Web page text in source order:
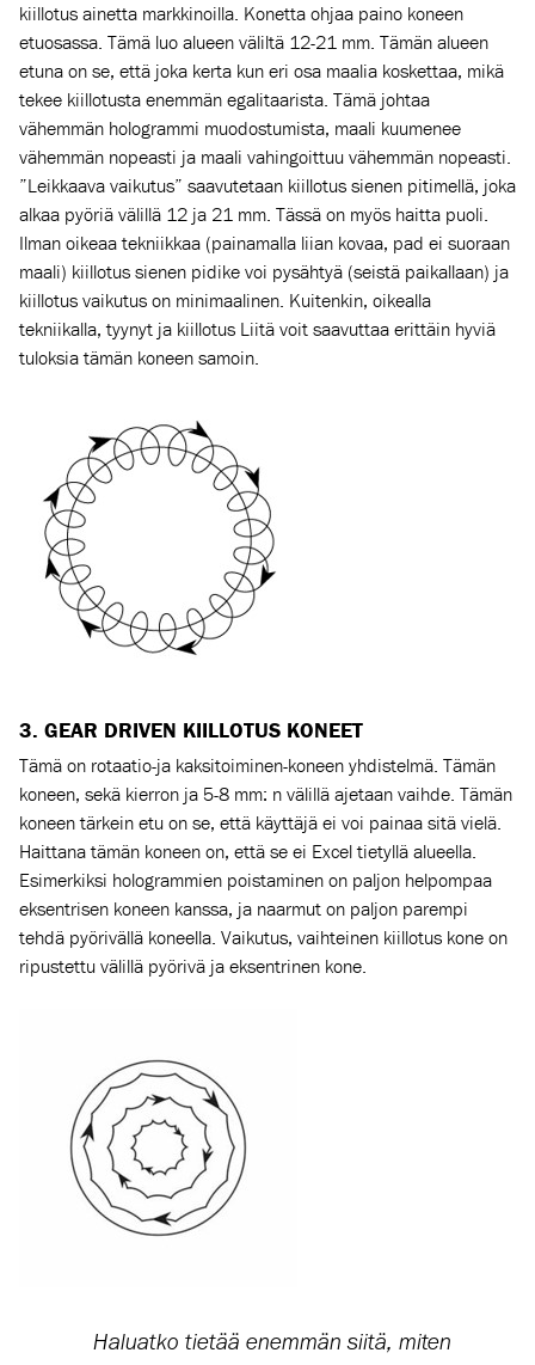
kiillotus ainetta markkinoilla. Konetta ohjaa paino koneen
etuosassa. Tämä luo alueen väliltä 12-21 mm. Tämän alueen
etuna on se, että joka kerta kun eri osa maalia koskettaa, mikä
tekee kiillotusta enemmän egalitaarista. Tämä johtaa
vähemmän hologrammi muodostumista, maali kuumenee
vähemmän nopeasti ja maali vahingoittuu vähemmän nopeasti.
”Leikkaava vaikutus” saavutetaan kiillotus sienen pitimellä, joka
alkaa pyöriä välillä 12 ja 21 mm. Tässä on myös haitta puoli.
Ilman oikeaa tekniikkaa (painamalla liian kovaa, pad ei suoraan
maali) kiillotus sienen pidike voi pysähtyä (seistä paikallaan) ja
kiillotus vaikutus on minimaalinen. Kuitenkin, oikealla
tekniikalla, tyynyt ja kiillotus Liitä voit saavuttaa erittäin hyviä
tuloksia tämän koneen samoin.
3. GEAR DRIVEN KIILLOTUS KONEET
Tämä on rotaatio-ja kaksitoiminen-koneen yhdistelmä. Tämän
koneen, sekä kierron ja 5-8 mm: n välillä ajetaan vaihde. Tämän
koneen tärkein etu on se, että käyttäjä ei voi painaa sitä vielä.
Haittana tämän koneen on, että se ei Excel tietyllä alueella.
Esimerkiksi hologrammien poistaminen on paljon helpompaa
eksentrisen koneen kanssa, ja naarmut on paljon parempi
tehdä pyörivällä koneella. Vaikutus, vaihteinen kiillotus kone on
ripustettu välillä pyörivä ja eksentrinen kone.
Haluatko tietää enemmän siitä, miten